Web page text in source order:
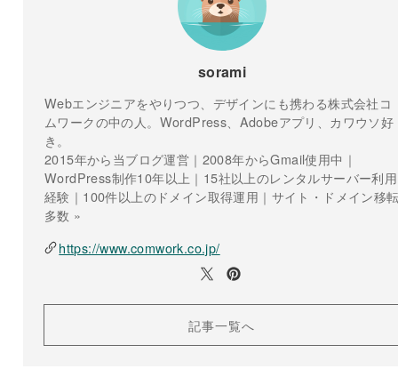
sorami
Webエンジニアをやりつつ、デザインにも携わる株式会社コ
ムワークの中の人。WordPress、Adobeアプリ、カワウソ好
き。
2015年から当ブログ運営｜2008年からGmail使用中｜
WordPress制作10年以上｜15社以上のレンタルサーバー利用
経験｜100件以上のドメイン取得運用｜サイト・ドメイン移
多数 »
https://www.comwork.co.jp/
記事一覧へ